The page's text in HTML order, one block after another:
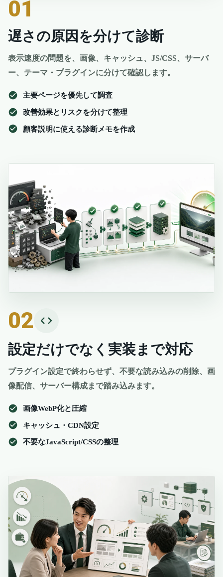
01
遅さの原因を分けて診断
表示速度の問題を、画像、キャッシュ、JS/CSS、サーバ
ー、テーマ・プラグインに分けて確認します。
主要ページを優先して調査
改善効果とリスクを分けて整理
顧客説明に使える診断メモを作成
02
設定だけでなく実装まで対応
プラグイン設定で終わらせず、不要な読み込みの削除、画
像配信、サーバー構成まで踏み込みます。
画像WebP化と圧縮
キャッシュ・CDN設定
不要なJavaScript/CSSの整理